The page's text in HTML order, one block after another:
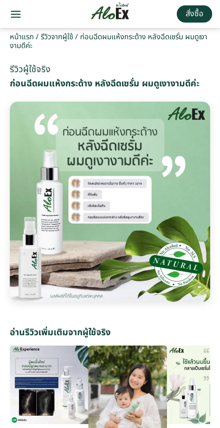
สั่งซื้อ
หน้าแรก /รีวิวจากผู้ใช้ / ก่อนฉีดผมแห้งกระด้าง หลังฉีดเซรั่ม ผมดูเงา
งามดีค่ะ
รีวิวผู้ใช้จริง
ก่อนฉีดผมแห้งกระด้าง หลังฉีดเซรั่ม ผมดูเงางามดีค่ะ
อ่านรีวิวเพิ่มเติมจากผู้ใช้จริง